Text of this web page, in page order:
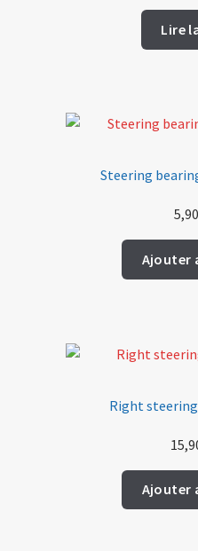
Lire
Steering
5,90
Ajouter
Right
Ajouter